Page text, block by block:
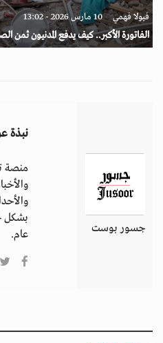
فيولا فهمي 10 مارس 2026 - 13:02
الفاتورة الأكبر.. كيف يدفع المدنيون ثمن
جسور بوست
نبذة
منصة
بشكل
عام.